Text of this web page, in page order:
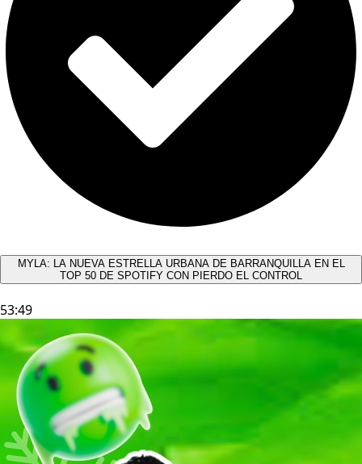
MYLA: LA NUEVA ESTRELLA URBANA DE BARRANQUILLA EN EL
TOP 50 DE SPOTIFY CON PIERDO EL CONTROL
53:49